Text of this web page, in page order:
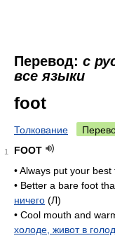
Перевод: с
все языки
foot
Толкование
1
FOOT
• Always put your
• Better a bare foot
ничего (Л)
• Cool mouth and
холоде, живот в